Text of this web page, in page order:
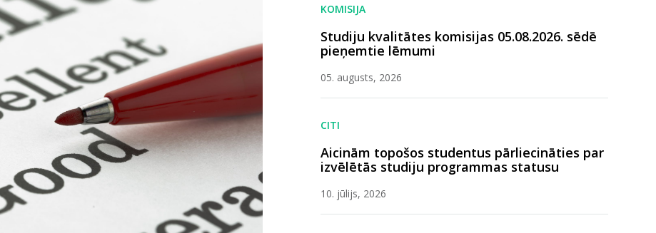
KOMISIJA
Studiju kvalitātes komisijas 05.08.2026. sēdē
pieņemtie lēmumi
05. augusts, 2026
CITI
Aicinām topošos studentus pārliecināties par
izvēlētās studiju programmas statusu
10. jūlijs, 2026